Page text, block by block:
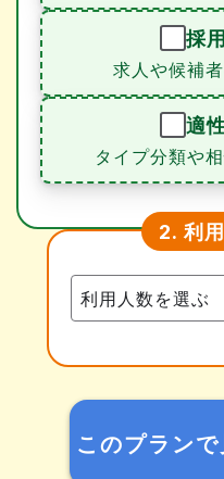
採
求人や候補
適
タイプ分類や
2. 利
このプラン